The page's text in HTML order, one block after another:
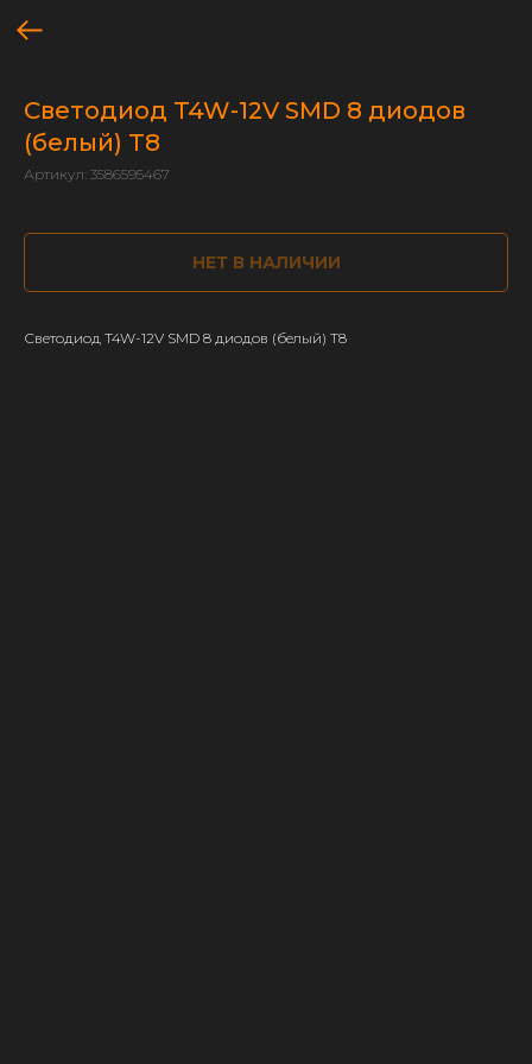
Светодиод T4W-12V SMD 8 диодов
(белый) Т8
Артикул: 3586595467
НЕТ В НАЛИЧИИ
Светодиод T4W-12V SMD 8 диодов (белый) Т8